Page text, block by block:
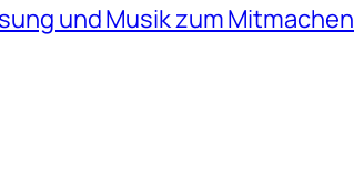
und Musik zum Mitmachen